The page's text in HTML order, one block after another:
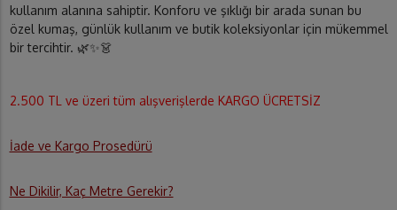
kullanım alanına sahiptir. Konforu ve şıklığı bir arada sunan bu
özel kumaş, günlük kullanım ve butik koleksiyonlar için mükemmel
bir tercihtir. 🌿✨👗
2.500 TL ve üzeri tüm alışverişlerde KARGO ÜCRETSİZ
İade ve Kargo Prosedürü
Ne Dikilir, Kaç Metre Gerekir?